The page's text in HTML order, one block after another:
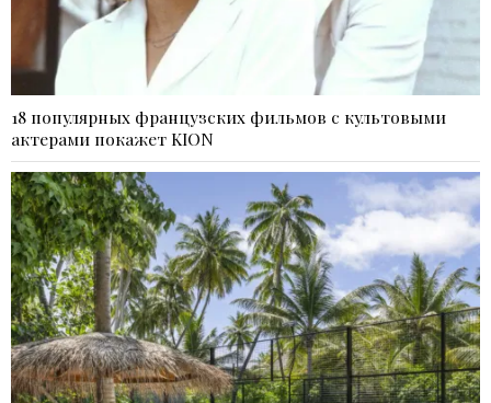
18 популярных французских фильмов с культовыми
актерами покажет KION